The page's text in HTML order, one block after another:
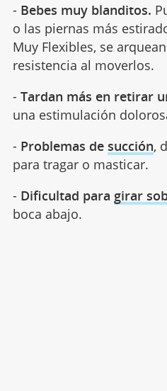
- Bebes muy blanditos.
o las piernas más
Muy Flexibles, se
resistencia al moverlos.
- Tardan más en retirar
una estimulación
- Problemas de succión,
para tragar o masticar.
- Dificultad para girar
boca abajo.